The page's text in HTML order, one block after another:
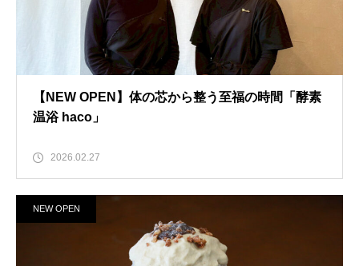
【NEW OPEN】体の芯から整う至福の時間「酵素
温浴 haco」
2026.02.27
NEW OPEN